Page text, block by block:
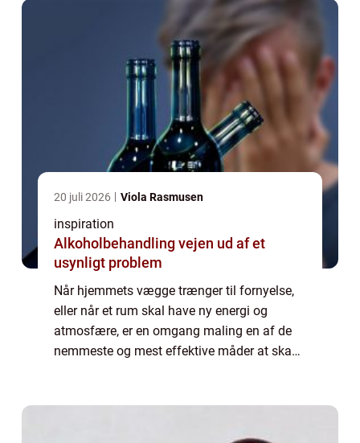
20 juli 2026 Viola Rasmusen
inspiration
Alkoholbehandling vejen ud af et
usynligt problem
Når hjemmets vægge trænger til fornyelse,
eller når et rum skal have ny energi og
atmosfære, er en omgang maling en af de
nemmeste og mest effektive måder at skabe